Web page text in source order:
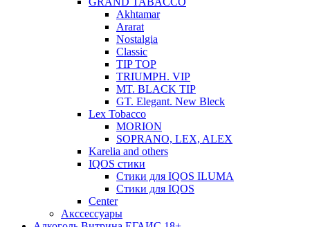
Akhtamar
Ararat
Nostalgia
Classic
TIP TOP
TRIUMPH. VIP
MT. BLACK TIP
GT. Elegant. New Bleck
Lex Tobacco
MORION
SOPRANO, LEX, ALEX
Karelia and others
IQOS стики
Стики для IQOS ILUMA
Стики для IQOS
Сenter
Акссессуары